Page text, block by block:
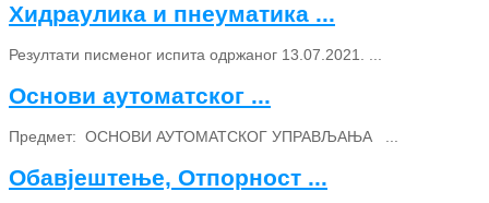
Хидраулика и пнеуматика ...
Резултати писменог испита одржаног 13.07.2021. ...
Основи аутоматског ...
Предмет: ОСНОВИ АУТОМАТСКОГ УПРАВЉАЊА ...
Обавјештење, Отпорност ...